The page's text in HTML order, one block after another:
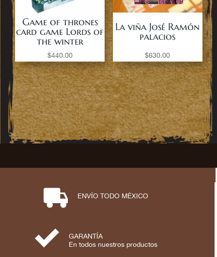
Game of thrones
card game Lords of
the winter
$440.00
La viña José Ramón
palacios
$630.00
⋑ ENVÍO TODO MÉXICO
⋟
GARANTÍA
En todos nuestros productos